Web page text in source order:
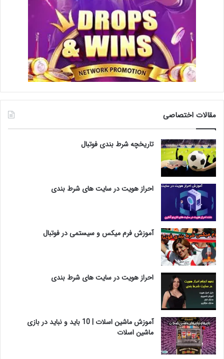
مقالات اختصاصی
تاریخچه شرط بندی فوتبال
احراز هویت در سایت های شرط بندی
آموزش فرم میکس و سیستمی در فوتبال
احراز هویت در سایت های شرط بندی
آموزش ماشین اسلات | 10 باید و نباید در بازی
ماشین اسلات